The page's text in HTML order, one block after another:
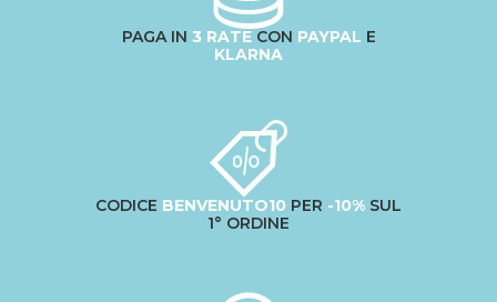
PAGA IN 3 RATECON PAYPAL E
KLARNA
CODICE BENVENUTO10 PER -10% SUL
1° ORDINE